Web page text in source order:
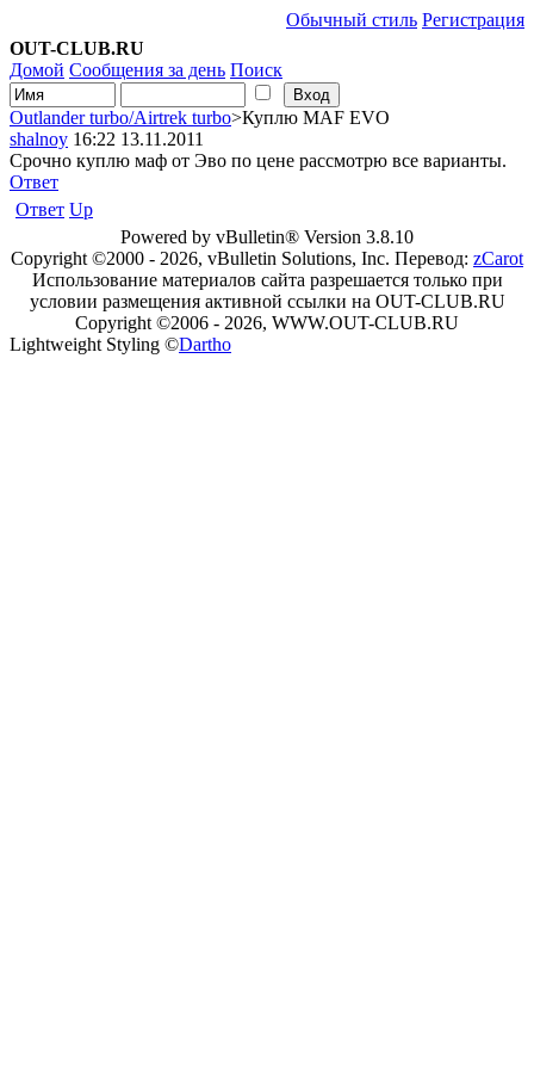
Обычный стиль Регистрация
OUT-CLUB.RU
Домой Сообщения за день Поиск
Outlander turbo/Airtrek turbo>Куплю MAF EVO
shalnoy 16:22 13.11.2011
Срочно куплю маф от Эво по цене рассмотрю все варианты.
Ответ
Ответ Up
Powered by vBulletin® Version 3.8.10
Copyright ©2000 - 2026, vBulletin Solutions, Inc. Перевод: zCarot
Использование материалов сайта разрешается только при
условии размещения активной ссылки на OUT-CLUB.RU
Copyright ©2006 - 2026, WWW.OUT-CLUB.RU
Lightweight Styling ©Dartho